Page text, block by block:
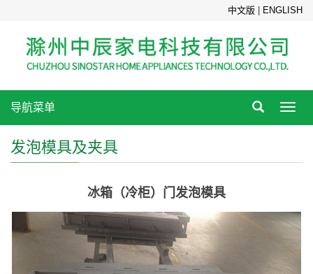
中文版 ENGLISH
导航菜单
发泡模具及夹具
冰箱（冷柜）门发泡模具